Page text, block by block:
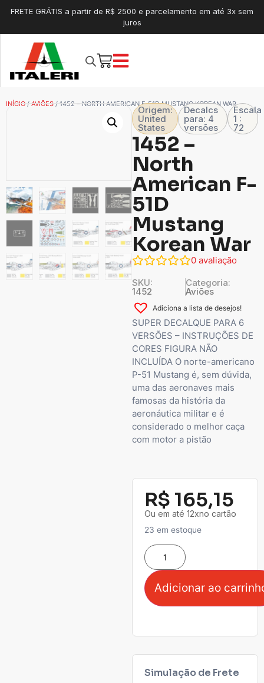
FRETE GRÁTIS a partir de R$ 2500 e parcelamento em até 3x sem
juros
INÍCIO / AVIÕES / 1452 – NORTH AMERICAN F-51D MUSTANG KOREAN WAR
Origem:
United
States
Decalcs
para: 4
versões
Escala
1 :
72
1452 –
North
American F-
51D
Mustang
Korean War
0 avaliação
SKU:
1452
Categoria:
Aviões
Adiciona a lista de desejos!
SUPER DECALQUE PARA 6
VERSÕES – INSTRUÇÕES DE
CORES FIGURA NÃO
INCLUÍDA O norte-americano
P-51 Mustang é, sem dúvida,
uma das aeronaves mais
famosas da história da
aeronáutica militar e é
considerado o melhor caça
com motor a pistão
R$ 165,15
Ou em até 12xno cartão
23 em estoque
Adicionar ao
Simulação de Frete